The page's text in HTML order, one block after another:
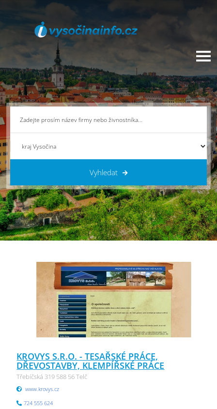
Vyhledat
KROVYS S.R.O. - TESAŘSKÉ PRÁCE,
DŘEVOSTAVBY, KLEMPÍŘSKÉ PRÁCE
Třebíčská 319 588 56 Telč
www.krovys.cz
724 555 624